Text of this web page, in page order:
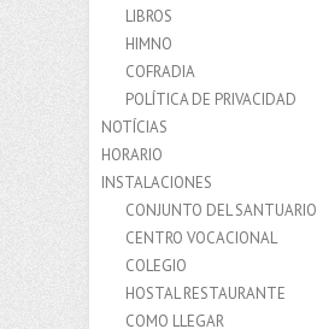
LIBROS
HIMNO
COFRADIA
POLÍTICA DE PRIVACIDAD
NOTÍCIAS
HORARIO
INSTALACIONES
CONJUNTO DEL SANTUARIO
CENTRO VOCACIONAL
COLEGIO
HOSTAL RESTAURANTE
COMO LLEGAR